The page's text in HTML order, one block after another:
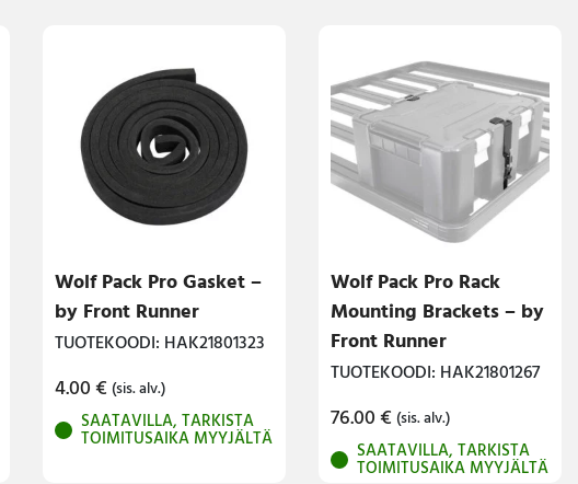
Wolf Pack Pro Gasket –
by Front Runner
TUOTEKOODI: HAK21801323
4.00€ (sis. alv.)
SAATAVILLA, TARKISTA
TOIMITUSAIKA MYYJÄLTÄ
Wolf Pack Pro Rack
Mounting Brackets – by
Front Runner
TUOTEKOODI: HAK21801267
76.00€ (sis. alv.)
SAATAVILLA, TARKISTA
TOIMITUSAIKA MYYJÄLTÄ